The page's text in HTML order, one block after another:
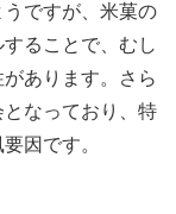
ですが、米菓の
ることで、むし
あります。さら
なっており、特
因です。